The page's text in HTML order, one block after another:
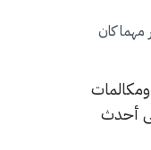
كان
أحدث